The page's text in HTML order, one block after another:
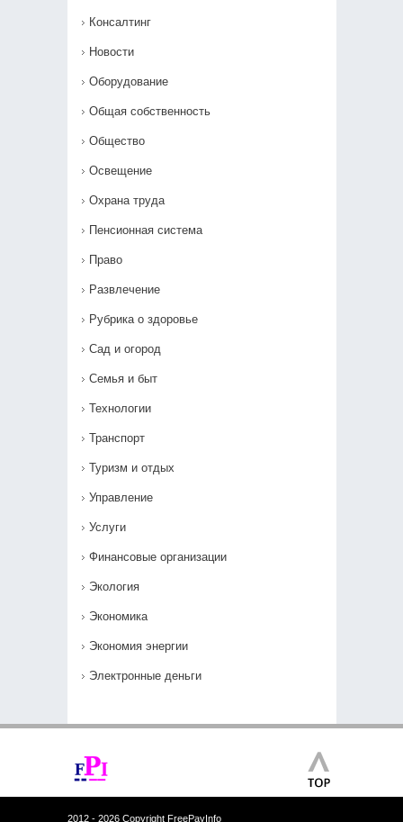
Консалтинг
Новости
Оборудование
Общая собственность
Общество
Освещение
Охрана труда
Пенсионная система
Право
Развлечение
Рубрика о здоровье
Сад и огород
Семья и быт
Технологии
Транспорт
Туризм и отдых
Управление
Услуги
Финансовые организации
Экология
Экономика
Экономия энергии
Электронные деньги
2012 - 2026 Copyright FreePayInfo